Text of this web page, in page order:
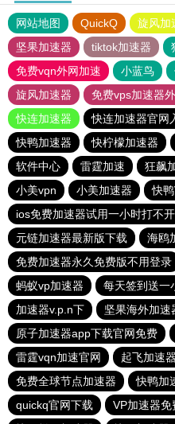
网站地图 QuickQ 旋风加
坚果加速器
tiktok加速器
免费vqn外网加速
小蓝鸟
旋风加速器
免费vps加速器
快连加速器
快连加速器官网
快鸭加速器
快柠檬加速器
软件中心
雷霆加速 狂飙
小美vpn
小美加速器
快
ios免费加速器试用一小时打不开
元链加速器最新版下载
海鸥
免费加速器永久免费版不用登录
蚂蚁vp加速器
每天签到送一
加速器v.p.n下
坚果海外加速
原子加速器app下载官网免费
雷霆vqn加速官网
起飞加速
免费全球节点加速器
快鸭加
quickq官网下载
VP加速器免